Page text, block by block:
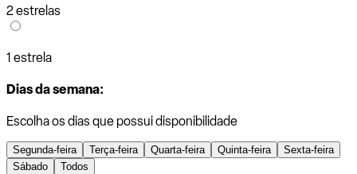
2 estrelas
1 estrela
Dias da semana:
Escolha os dias que possui disponibilidade
Segunda-feira Terça-feira Quarta-feira Quinta-feira
Sexta-feira
Sábado
Todos